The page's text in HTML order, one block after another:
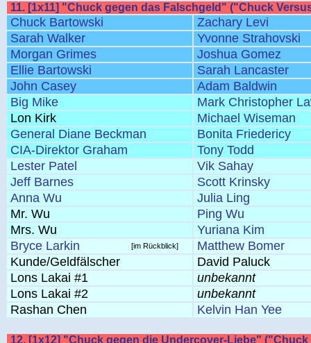
11. [1x11] "Chuck gegen das Falschgeld" ("Chuck
Chuck Bartowski
Zachary Levi
Sarah Walker
Yvonne Strahovski
Morgan Grimes
Joshua Gomez
Ellie Bartowski
Sarah Lancaster
John Casey
Adam Baldwin
Big Mike
Mark Christopher
Lon Kirk
Michael Wiseman
General Diane Beckman
Bonita Friedericy
CIA-Direktor Graham
Tony Todd
Lester Patel
Vik Sahay
Jeff Barnes
Scott Krinsky
Anna Wu
Julia Ling
Mr. Wu
Ping Wu
Mrs. Wu
Yuriana Kim
Bryce Larkin
[im Rückblick]
Matthew Bomer
Kunde/Geldfälscher
David Paluck
Lons Lakai #1
unbekannt
Lons Lakai #2
unbekannt
Rashan Chen
Kelvin Han Yee
12. [1x12] "Chuck gegen die Undercover-Liebe"